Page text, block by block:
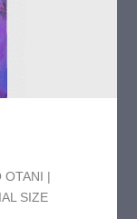
OTANI |
SIZE